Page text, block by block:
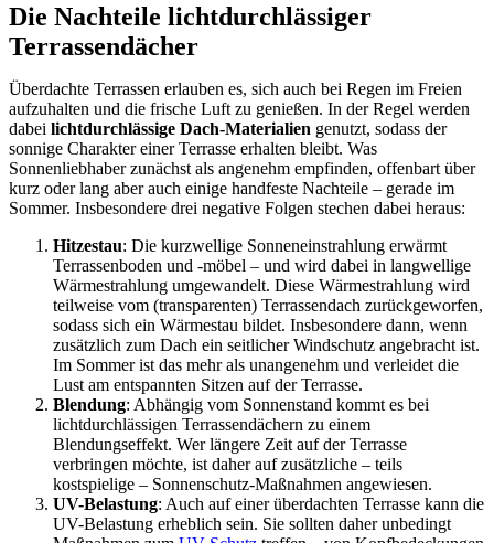
Die Nachteile lichtdurchlässiger
Terrassendächer
Überdachte Terrassen erlauben es, sich auch bei Regen im Freien
aufzuhalten und die frische Luft zu genießen. In der Regel werden
dabei lichtdurchlässige Dach-Materialien genutzt, sodass der
sonnige Charakter einer Terrasse erhalten bleibt. Was
Sonnenliebhaber zunächst als angenehm empfinden, offenbart über
kurz oder lang aber auch einige handfeste Nachteile – gerade im
Sommer. Insbesondere drei negative Folgen stechen dabei heraus:
Hitzestau: Die kurzwellige Sonneneinstrahlung erwärmt
Terrassenboden und -möbel – und wird dabei in langwellige
Wärmestrahlung umgewandelt. Diese Wärmestrahlung wird
teilweise vom (transparenten) Terrassendach zurückgeworfen,
sodass sich ein Wärmestau bildet. Insbesondere dann, wenn
zusätzlich zum Dach ein seitlicher Windschutz angebracht ist.
Im Sommer ist das mehr als unangenehm und verleidet die
Lust am entspannten Sitzen auf der Terrasse.
Blendung: Abhängig vom Sonnenstand kommt es bei
lichtdurchlässigen Terrassendächern zu einem
Blendungseffekt. Wer längere Zeit auf der Terrasse
verbringen möchte, ist daher auf zusätzliche – teils
kostspielige – Sonnenschutz-Maßnahmen angewiesen.
UV-Belastung: Auch auf einer überdachten Terrasse kann die
UV-Belastung erheblich sein. Sie sollten daher unbedingt